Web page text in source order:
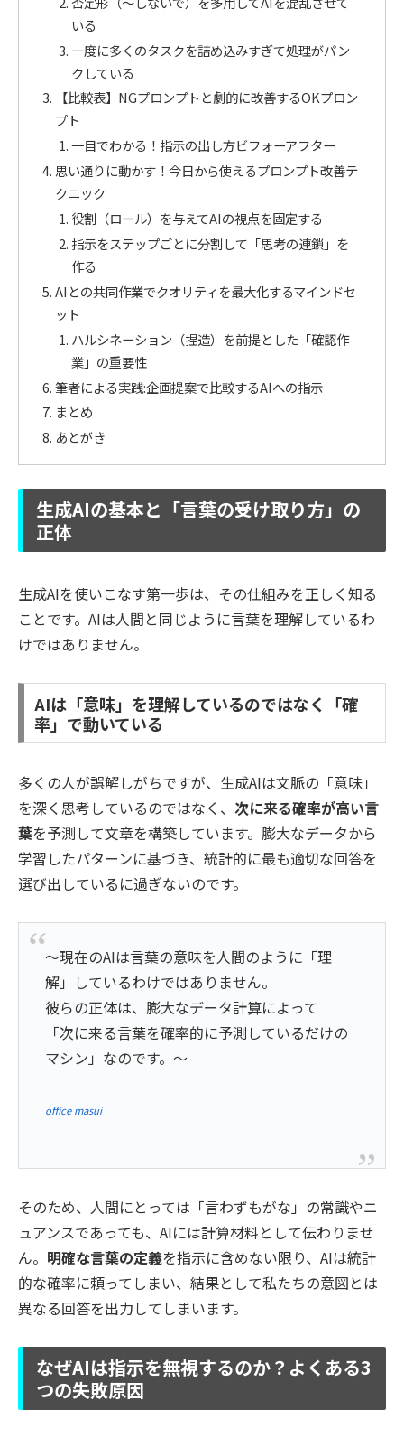
いる
一度に多くのタスクを詰め込みすぎて処理がパン
クしている
【比較表】NGプロンプトと劇的に改善するOKプロン
プト
一目でわかる！指示の出し方ビフォーアフター
思い通りに動かす！今日から使えるプロンプト改善テ
クニック
役割（ロール）を与えてAIの視点を固定する
指示をステップごとに分割して「思考の連鎖」を
作る
AIとの共同作業でクオリティを最大化するマインドセ
ット
ハルシネーション（捏造）を前提とした「確認作
業」の重要性
筆者による実践:企画提案で比較するAIへの指示
まとめ
あとがき
生成AIの基本と「言葉の受け取り方」の
正体
生成AIを使いこなす第一歩は、その仕組みを正しく知る
ことです。AIは人間と同じように言葉を理解しているわ
けではありません。
AIは「意味」を理解しているのではなく「確
率」で動いている
多くの人が誤解しがちですが、生成AIは文脈の「意味」
を深く思考しているのではなく、 次に来る確率が高い言
葉を予測して文章を構築しています。膨大なデータから
学習したパターンに基づき、統計的に最も適切な回答を
選び出しているに過ぎないのです。
～現在のAIは言葉の意味を人間のように「理
解」しているわけではありません。
彼らの正体は、膨大なデータ計算によって
「次に来る言葉を確率的に予測しているだけの
マシン」なのです。～
office masui
そのため、人間にとっては「言わずもがな」の常識やニ
ュアンスであっても、AIには計算材料として伝わりませ
ん。 明確な言葉の定義を指示に含めない限り、AIは統計
的な確率に頼ってしまい、結果として私たちの意図とは
異なる回答を出力してしまいます。
なぜAIは指示を無視するのか？よくある3
つの失敗原因